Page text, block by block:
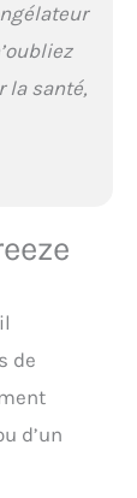
la santé,
de
d’un